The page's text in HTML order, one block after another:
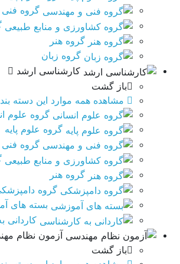
گروه
گروه هنر
گروه زبان
کارشناسی ارشد
باز گشت
مشاهده همه موارد این دسته
گروه علوم
گروه علوم پایه
گروه
گروه هنر
گروه
بسته های
کاردانی
آزمون نظام
باز گشت